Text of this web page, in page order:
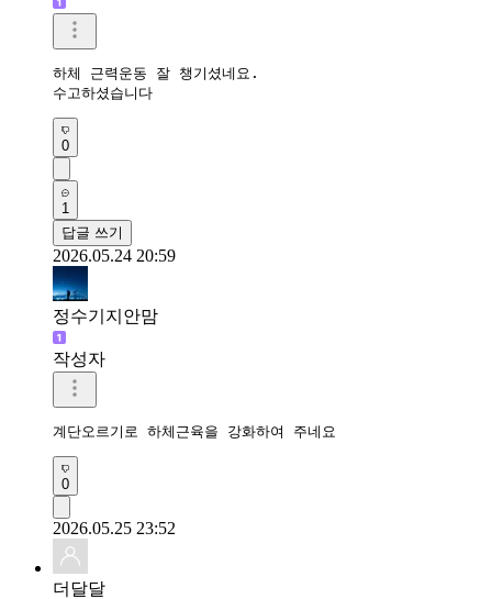
하체 근력운동 잘 챙기셨네요.
수고하셨습니다
0
1
답글 쓰기
2026.05.24 20:59
정수기지안맘
작성자
계단오르기로 하체근육을 강화하여 주네요
0
2026.05.25 23:52
더달달